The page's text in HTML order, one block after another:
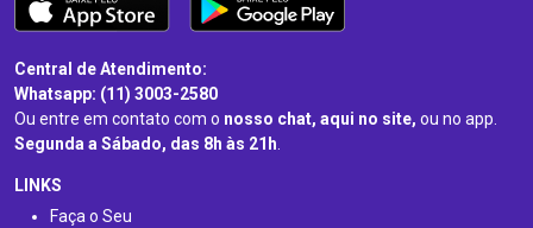
Central de Atendimento:
Whatsapp: (11) 3003-2580
Ou entre em contato com o nosso chat, aqui no site, ou no app.
Segunda a Sábado, das 8h às 21h.
LINKS
Faça o Seu